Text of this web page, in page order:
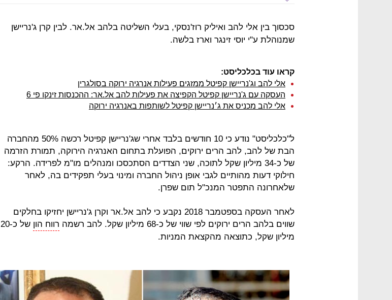
סכסוך בין אלי להב ואיליק רוז'נסקי, בעלי השליטה בלהב אל.אר. לבין קרן ג'נריישן
שמנוהלת ע"י יוסי זינגר וארז בלשה.
קראו עוד בכלכליסט:
אלי להב וג'נריישן קפיטל ממזגים פעילות אנרגיה ירוקה בסולגרין
העסקה עם ג'נריישן קפיטל הקפיצה את פעילות להב אל.אר: ההכנסות זינקו פי 6
אלי להב מכניס את ג׳נריישן קפיטל לשותפות באנרגיה ירוקה
ל"כלכליסט" נודע כי 10 חודשים בלבד אחרי שג'נריישן קפיטל רכשה 50% מהחברה
הבת של להב, להב הרים ירוקים, הפועלת בתחום האנרגיה הירוקה, תמורת הזרמה
של כ-34 מיליון שקל לתוכה, שני הצדדים הסתכסכו ומנהלים מו"מ לפרידה. הרקע:
חילוקי דעות מהותיים לגבי אופן ניהול החברה ומינוי בעלי תפקידים בה, לאחר
שלאחרונה התפטר המנכ"ל תום שפרן.
לאחר העסקה בספטמבר 2018 נקבע כי להב אל.אר וקרן ג'נריישן יחזיקו בחלקים
שווים בלהב הרים ירוקים לפי שווי של כ-68 מיליון שקל. להב רשמה
רווח הון
של כ-20
מיליון שקל, כתוצאה מהקצאת המניות.